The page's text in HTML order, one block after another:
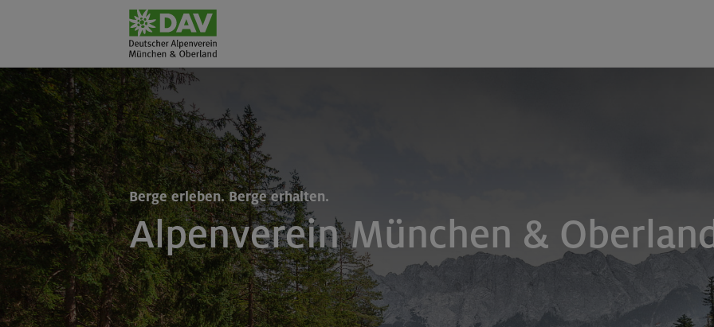
Alpenverein München &
Berge erleben. Berge erhalten.